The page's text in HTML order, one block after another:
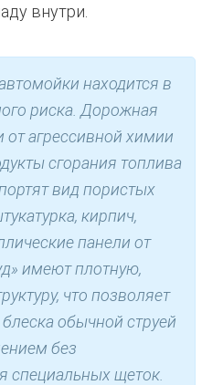
внутри.
находится в
риска. Дорожная
от агрессивной химии
сгорания топлива
вид пористых
кирпич,
панели от
имеют плотную,
что позволяет
обычной струей
без
специальных щеток.